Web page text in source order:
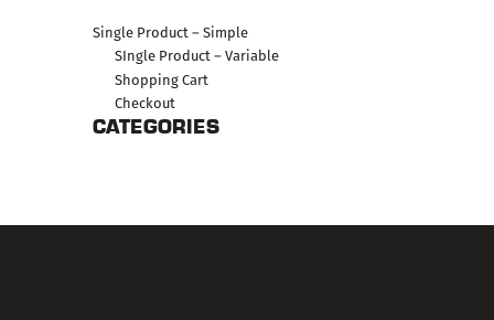
ᲓᲐᲔᲮᲛᲐᲠᲔ ᲐᲘᲡᲡ
ᲙᲝᲜᲢᲐᲥᲢᲘ
Single Product – Simple
SIngle Product – Variable
Shopping Cart
Checkout
CATEGORIES